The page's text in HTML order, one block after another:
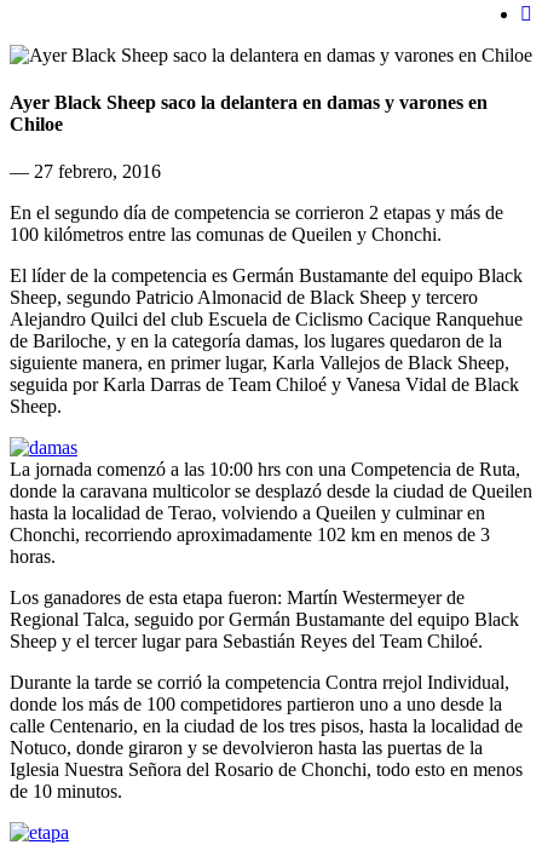
Ayer Black Sheep saco la delantera en damas y varones en
Chiloe
— 27 febrero, 2016
En el segundo día de competencia se corrieron 2 etapas y más de
100 kilómetros entre las comunas de Queilen y Chonchi.
El líder de la competencia es Germán Bustamante del equipo Black
Sheep, segundo Patricio Almonacid de Black Sheep y tercero
Alejandro Quilci del club Escuela de Ciclismo Cacique Ranquehue
de Bariloche, y en la categoría damas, los lugares quedaron de la
siguiente manera, en primer lugar, Karla Vallejos de Black Sheep,
seguida por Karla Darras de Team Chiloé y Vanesa Vidal de Black
Sheep.
La jornada comenzó a las 10:00 hrs con una Competencia de Ruta,
donde la caravana multicolor se desplazó desde la ciudad de Queilen
hasta la localidad de Terao, volviendo a Queilen y culminar en
Chonchi, recorriendo aproximadamente 102 km en menos de 3
horas.
Los ganadores de esta etapa fueron: Martín Westermeyer de
Regional Talca, seguido por Germán Bustamante del equipo Black
Sheep y el tercer lugar para Sebastián Reyes del Team Chiloé.
Durante la tarde se corrió la competencia Contra rrejol Individual,
donde los más de 100 competidores partieron uno a uno desde la
calle Centenario, en la ciudad de los tres pisos, hasta la localidad de
Notuco, donde giraron y se devolvieron hasta las puertas de la
Iglesia Nuestra Señora del Rosario de Chonchi, todo esto en menos
de 10 minutos.